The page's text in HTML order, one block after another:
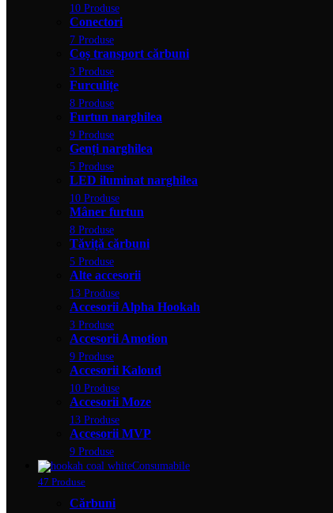
10 Produse
Conectori
7 Produse
Coș transport cărbuni
3 Produse
Furculițe
8 Produse
Furtun narghilea
9 Produse
Genți narghilea
5 Produse
LED iluminat narghilea
10 Produse
Mâner furtun
8 Produse
Tăviță cărbuni
5 Produse
Alte accesorii
13 Produse
Accesorii Alpha Hookah
3 Produse
Accesorii Amotion
9 Produse
Accesorii Kaloud
10 Produse
Accesorii Moze
13 Produse
Accesorii MVP
9 Produse
Consumabile
47 Produse
Cărbuni